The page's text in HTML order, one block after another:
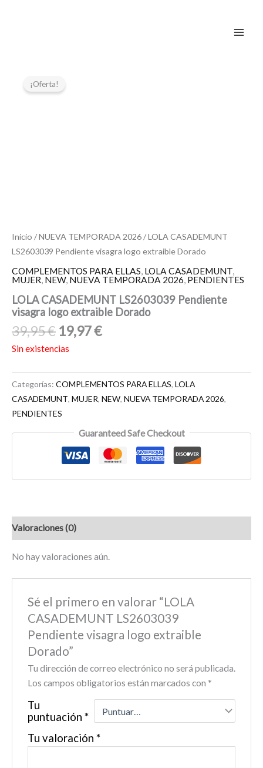
¡Oferta!
Inicio /NUEVA TEMPORADA 2026/ LOLA CASADEMUNT
LS2603039 Pendiente visagra logo extraible Dorado
COMPLEMENTOS PARA ELLAS, LOLA CASADEMUNT,
MUJER, NEW, NUEVA TEMPORADA 2026, PENDIENTES
LOLA CASADEMUNT LS2603039 Pendiente
visagra logo extraible Dorado
39,95€ 19,97€
Sin existencias
Categorías: COMPLEMENTOS PARA ELLAS, LOLA
CASADEMUNT, MUJER, NEW, NUEVA TEMPORADA 2026,
PENDIENTES
Guaranteed Safe Checkout
Valoraciones (0)
No hay valoraciones aún.
Sé el primero en valorar “LOLA
CASADEMUNT LS2603039
Pendiente visagra logo extraible
Dorado”
Tu dirección de correo electrónico no será publicada.
Los campos obligatorios están marcados con *
Tu
puntuación *
Tu valoración *